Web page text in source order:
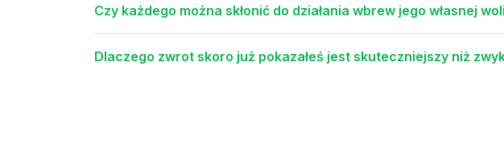
Czy każdego można skłonić do działania wbrew jego własnej
Dlaczego zwrot skoro już pokazałeś jest skuteczniejszy niż